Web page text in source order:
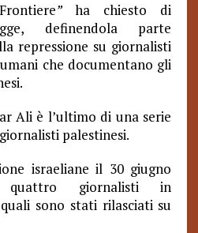
”ha chiesto di
definendola parte
repressione su giornalisti
che documentano gli
Ali è l’ultimo di una serie
palestinesi.
israeliane il 30 giugno
quattro giornalisti in
sono stati rilasciati su